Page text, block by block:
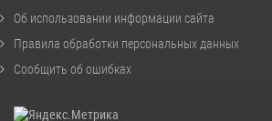
Об использовании информации сайта
Правила обработки персональных данных
Сообщить об ошибках